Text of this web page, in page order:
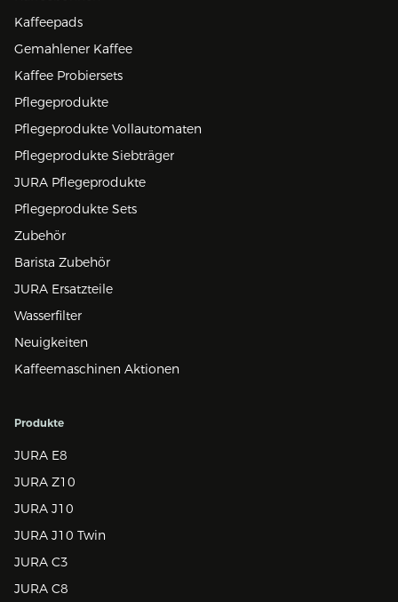
Kaffeepads
Gemahlener Kaffee
Kaffee Probiersets
Pflegeprodukte
Pflegeprodukte Vollautomaten
Pflegeprodukte Siebträger
JURA Pflegeprodukte
Pflegeprodukte Sets
Zubehör
Barista Zubehör
JURA Ersatzteile
Wasserfilter
Neuigkeiten
Kaffeemaschinen Aktionen
Produkte
JURA E8
JURA Z10
JURA J10
JURA J10 Twin
JURA C3
JURA C8